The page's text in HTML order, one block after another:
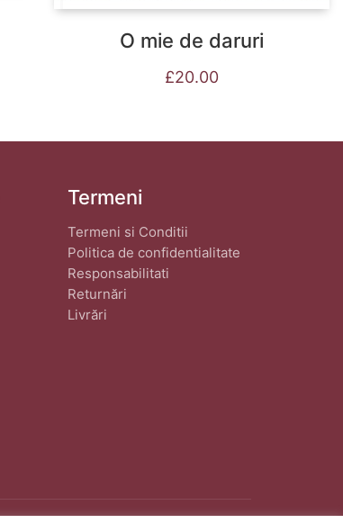
O mie de daruri
£20.00
Termeni
Termeni si Conditii
Politica de confidentialitate
Responsabilitati
Returnări
Livrări